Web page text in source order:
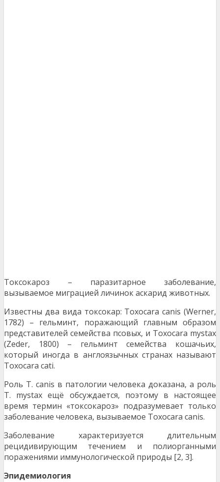
Токсокароз – паразитарное заболевание,
вызываемое миграцией личинок аскарид животных.
Известны два вида токсокар: Toxocara canis (Werner,
1782) – гельминт, поражающий главным образом
представителей семейства псовых, и Toxocara mystax
(Zeder, 1800) – гельминт семейства кошачьих,
который иногда в англоязычных странах называют
Toxocara cati.
Роль Т. canis в патологии человека доказана, а роль
Т. mystax ещё обсуждается, поэтому в настоящее
время термин «токсокароз» подразумевает только
заболевание человека, вызываемое Toxocara canis.
Заболевание характеризуется длительным
рецидивирующим течением и полиорганными
поражениями иммунологической природы [2, 3].
Эпидемиология